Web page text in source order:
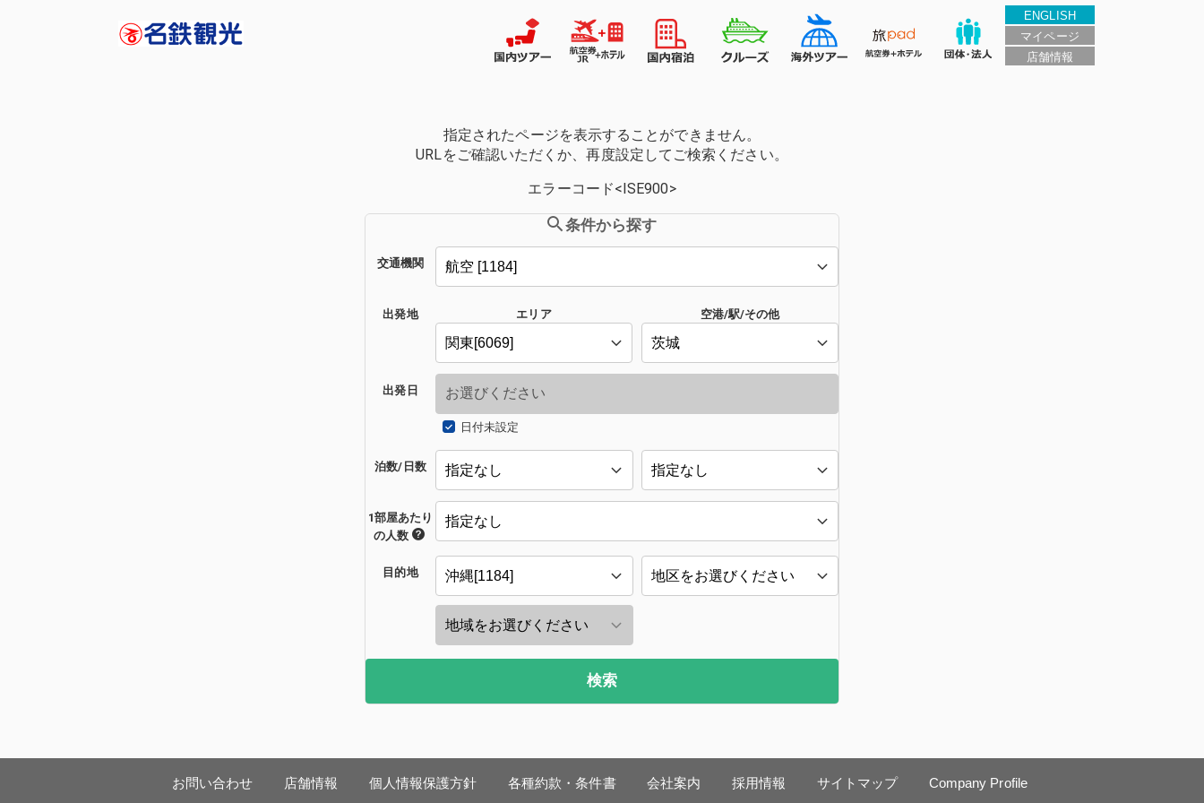
ENGLISH
マイページ
店舗情報
指定されたページを表示することができません。
URLをご確認いただくか、再度設定してご検索ください。
エラーコード<ISE900>
条件から探す
交通機関
出発地 エリア 空港/駅/その他
出発日
日付未設定
泊数/日数
1部屋あたり
の人数
目的地
検索
お問い合わせ 店舗情報 個人情報保護方針 各種約款・条件書 会社案内 採用情報 サイトマップ Company Profile